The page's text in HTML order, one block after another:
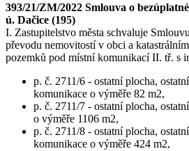
393/21/ZM/2022 Smlouva o
ú. Dačice (195)
I. Zastupitelstvo města schvaluje
převodu nemovitostí v obci a
pozemků pod místní komunikací II. tř. s
p. č. 2711/6 - ostatní plocha, ostatní
komunikace o výměře 82 m2,
p. č. 2711/7 - ostatní plocha,
o výměře 1106 m2,
p. č. 2711/8 - ostatní plocha, ostatní
komunikace o výměře 424 m2,